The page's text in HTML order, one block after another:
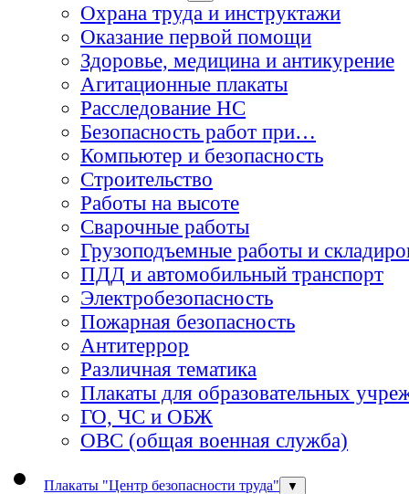
Охрана труда и инструктажи
Оказание первой помощи
Здоровье, медицина и антикурение
Агитационные плакаты
Расследование НС
Безопасность работ при…
Компьютер и безопасность
Строительство
Работы на высоте
Сварочные работы
Грузоподъемные работы и
ПДД и автомобильный транспорт
Электробезопасность
Пожарная безопасность
Антитеррор
Различная тематика
Плакаты для образовательных
ГО, ЧС и ОБЖ
ОВС (общая военная служба)
Плакаты "Центр безопасности труда" ▼